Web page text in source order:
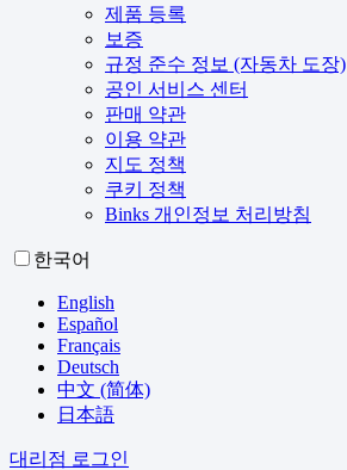
제품 등록
보증
규정 준수 정보 (자동차 도장)
공인 서비스 센터
판매 약관
이용 약관
지도 정책
쿠키 정책
Binks 개인정보 처리방침
한국어
English
Español
Français
Deutsch
中文 (简体)
日本語
대리점 로그인